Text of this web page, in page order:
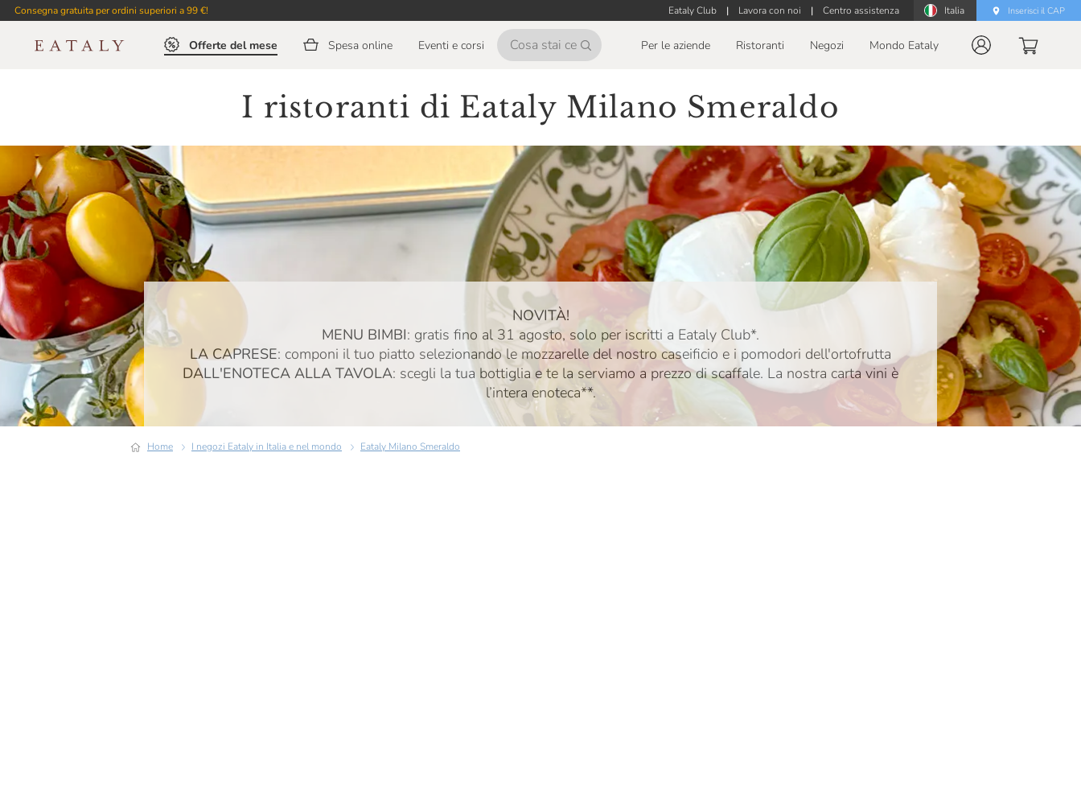
Consegna gratuita per ordini superiori a 99 €! Eataly Club | Lavora con noi | Centro assistenza Italia Inserisci il CAP
Offerte del mese Spesa online Eventi e corsi Per le aziende Ristoranti Negozi Mondo Eataly
I ristoranti di Eataly Milano Smeraldo
NOVITÀ!
MENU BIMBI: gratis fino al 31 agosto, solo per iscritti a Eataly Club*.
LA CAPRESE: componi il tuo piatto selezionando le mozzarelle del nostro caseificio e i pomodori dell'ortofrutta
DALL'ENOTECA ALLA TAVOLA: scegli la tua bottiglia e te la serviamo a prezzo di scaffale. La nostra carta vini è
l’intera enoteca**.
Home I negozi Eataly in Italia e nel mondo Eataly Milano Smeraldo